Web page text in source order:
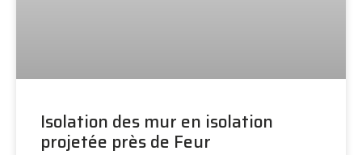
Isolation des mur en isolation
projetée près de Feur